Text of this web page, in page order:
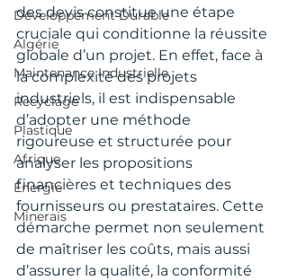
Développement Durable
Algérie
Maintenance Industrielle
Recyclage
Plastique
Afrique
Énergie
Minerais
des devis constitue une étape
cruciale qui conditionne la réussite
globale d’un projet. En effet, face à
la complexité des projets
industriels, il est indispensable
d’adopter une méthode
rigoureuse et structurée pour
analyser les propositions
financières et techniques des
fournisseurs ou prestataires. Cette
démarche permet non seulement
de maîtriser les coûts, mais aussi
d’assurer la qualité, la conformité